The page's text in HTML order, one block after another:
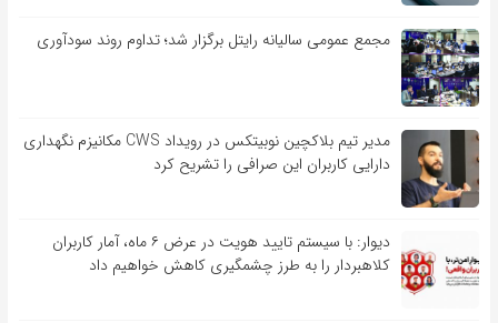
مجمع عمومی سالیانه رایتل برگزار شد؛ تداوم روند سودآوری
مدیر تیم بلاکچین نوبیتکس در رویداد CWS مکانیزم نگهداری
دارایی کاربران این صرافی را تشریح کرد
دیوار: با سیستم تایید هویت در عرض ۶ ماه، آمار کاربران
کلاهبردار را به طرز چشمگیری کاهش خواهیم داد